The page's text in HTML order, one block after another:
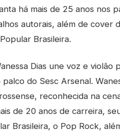
há mais de 25 anos nos
autorais, além de cover
Brasileira.
Dias une voz e violão
palco do Sesc Arsenal.
reconhecida na
de 20 anos de carreira,
Brasileira, o Pop Rock,